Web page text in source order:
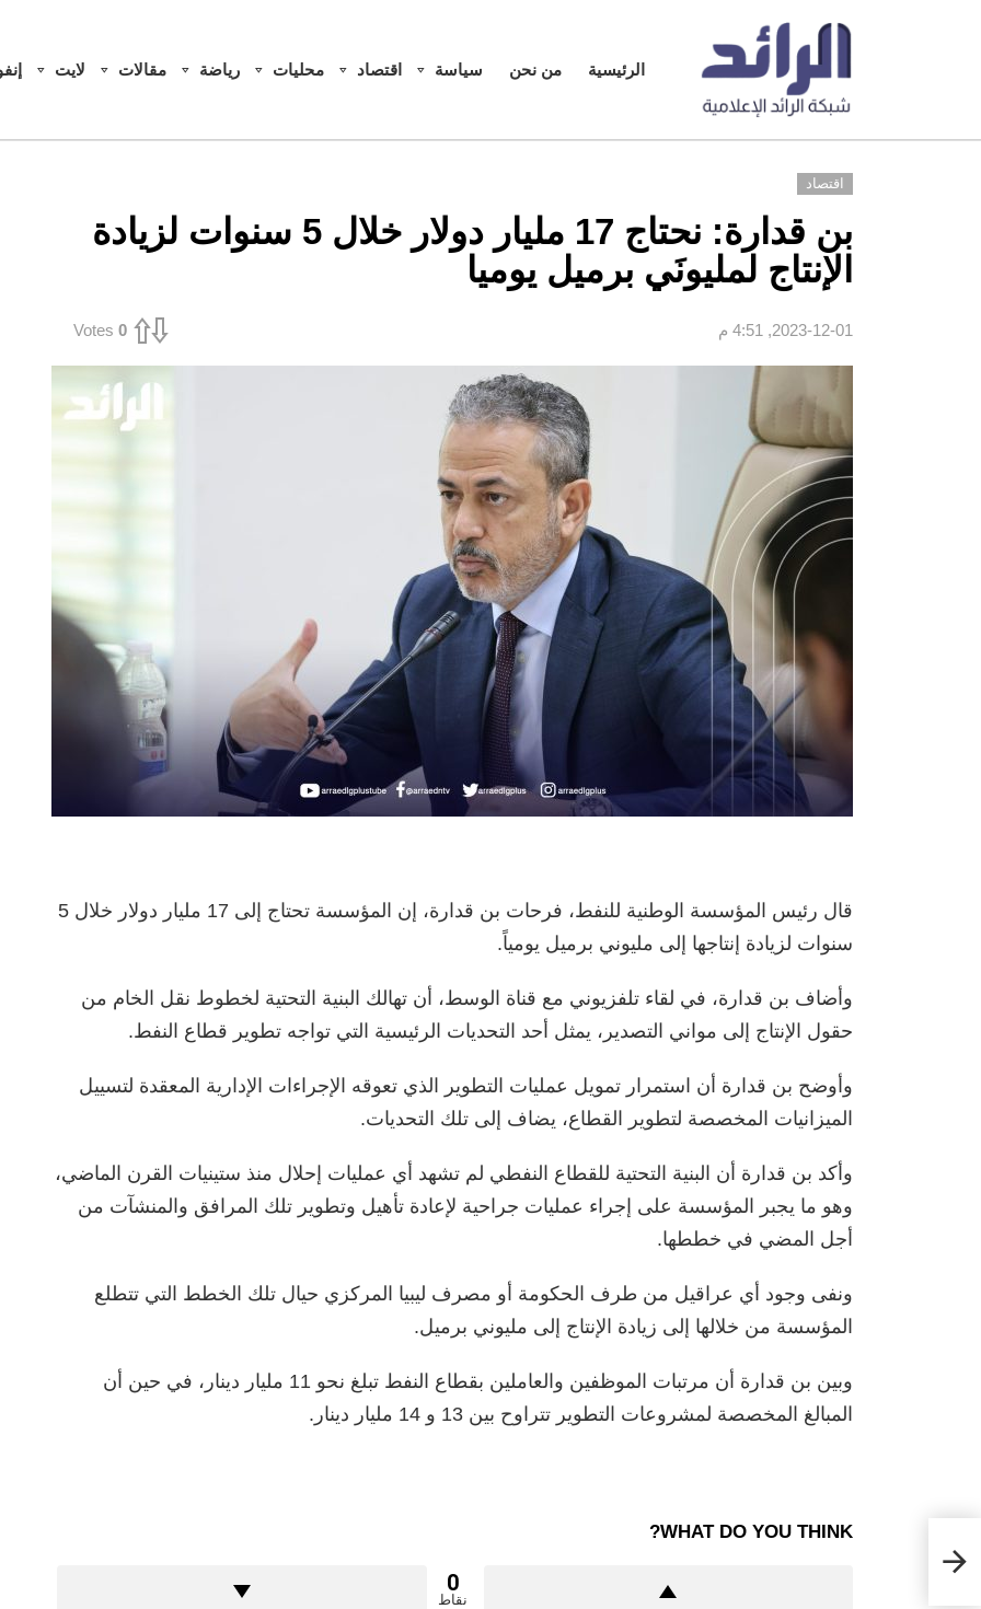
الرئيسية من نحن سياسة اقتصاد محليات رياضة مقالات لايت
اقتصاد
بن قدارة: نحتاج 17 مليار دولار خلال 5 سنوات لزيادة
الإنتاج لمليونَي برميل يوميا
2023-12-01, 4:51 م 0
Votes
قال رئيس المؤسسة الوطنية للنفط، فرحات بن قدارة، إن المؤسسة تحتاج إلى 17 مليار دولار خلال 5
سنوات لزيادة إنتاجها إلى مليوني برميل يومياً.
وأضاف بن قدارة، في لقاء تلفزيوني مع قناة الوسط، أن تهالك البنية التحتية لخطوط نقل الخام من
حقول الإنتاج إلى مواني التصدير، يمثل أحد التحديات الرئيسية التي تواجه تطوير قطاع النفط.
وأوضح بن قدارة أن استمرار تمويل عمليات التطوير الذي تعوقه الإجراءات الإدارية المعقدة لتسييل
الميزانيات المخصصة لتطوير القطاع، يضاف إلى تلك التحديات.
وأكد بن قدارة أن البنية التحتية للقطاع النفطي لم تشهد أي عمليات إحلال منذ ستينيات القرن الماضي،
وهو ما يجبر المؤسسة على إجراء عمليات جراحية لإعادة تأهيل وتطوير تلك المرافق والمنشآت من
أجل المضي في خططها.
ونفى وجود أي عراقيل من طرف الحكومة أو مصرف ليبيا المركزي حيال تلك الخطط التي تتطلع
المؤسسة من خلالها إلى زيادة الإنتاج إلى مليوني برميل.
وبين بن قدارة أن مرتبات الموظفين والعاملين بقطاع النفط تبلغ نحو 11 مليار دينار، في حين أن
المبالغ المخصصة لمشروعات التطوير تتراوح بين 13 و 14 مليار دينار.
WHAT DO YOU THINK?
0
نقاط